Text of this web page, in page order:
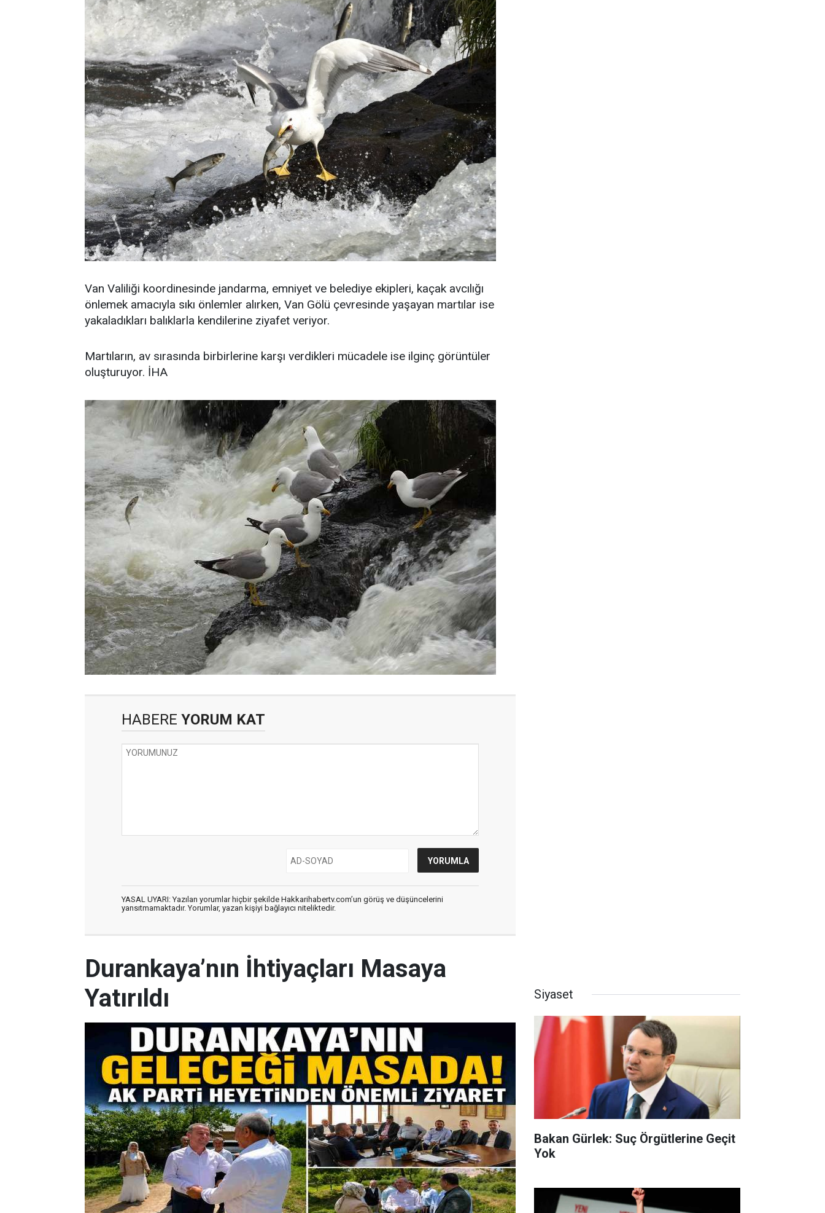
Van Valiliği koordinesinde jandarma, emniyet ve belediye ekipleri, kaçak avcılığı
önlemek amacıyla sıkı önlemler alırken, Van Gölü çevresinde yaşayan martılar ise
yakaladıkları balıklarla kendilerine ziyafet veriyor.
Martıların, av sırasında birbirlerine karşı verdikleri mücadele ise ilginç görüntüler
oluşturuyor. İHA
HABERE YORUM KAT
YASAL UYARI: Yazılan yorumlar hiçbir şekilde Hakkarihabertv.com’un görüş ve düşüncelerini
yansıtmamaktadır. Yorumlar, yazan kişiyi bağlayıcı niteliktedir.
Durankaya’nın İhtiyaçları Masaya
Yatırıldı
Siyaset
Bakan Gürlek: Suç Örgütlerine Geçit
Yok